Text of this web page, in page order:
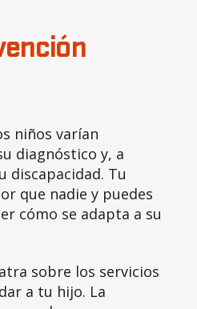
niños varían
diagnóstico y, a
discapacidad. Tu
que nadie y puedes
cómo se adapta a su
sobre los servicios
a tu hijo. La